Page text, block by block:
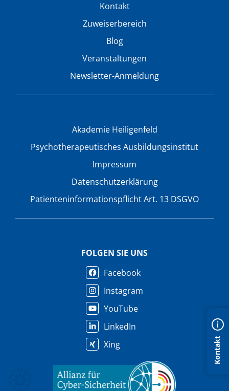
Kontakt
Kontakt
Zuweiserbereich
Blog
Veranstaltungen
Newsletter-Anmeldung
Akademie Heiligenfeld
Psychotherapeutisches Ausbildungsinstitut
Impressum
Datenschutzerklärung
Patienteninformationspflicht Art. 13 DSGVO
FOLGEN SIE UNS
Facebook
Instagram
YouTube
LinkedIn
Xing